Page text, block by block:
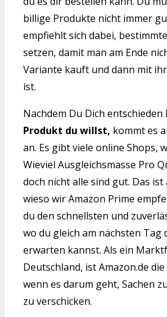
billige Produkte nicht immer
empfiehlt sich dabei,
setzen, damit man am Ende
Variante kauft und dann mit
ist.
Nachdem Du Dich entschieden
Produkt du willst, kommt es
an. Es gibt viele online Shops,
Wieviel Ausgleichsmasse Pro
doch nicht alle sind gut. Das ist
wieso wir Amazon Prime
du den schnellsten und
wo du gleich am nächsten Tag
erwarten kannst. Als ein
Deutschland, ist Amazon.de
wenn es darum geht, Sachen
zu verschicken.